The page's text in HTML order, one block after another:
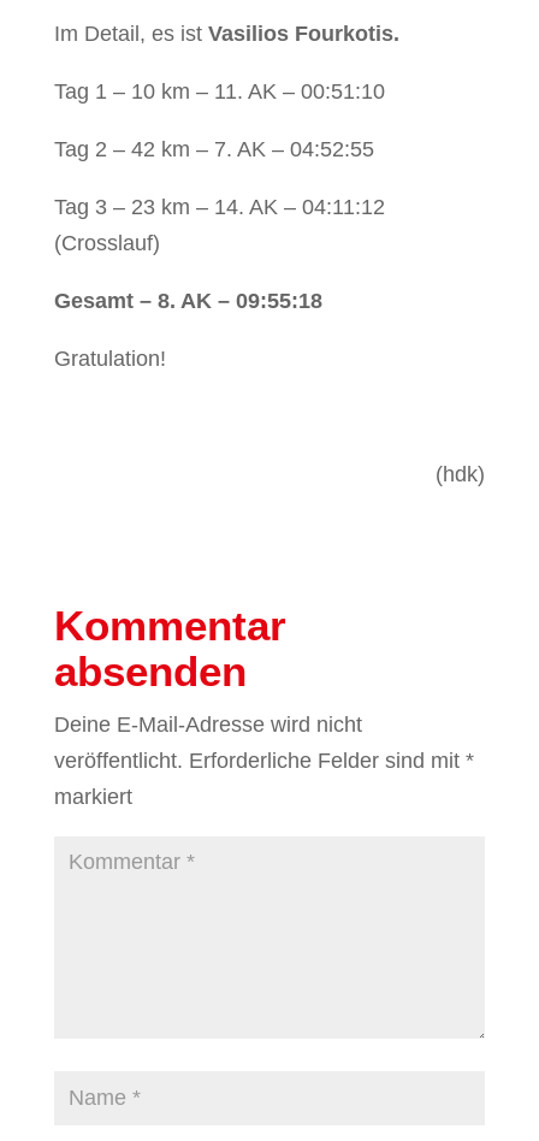
Im Detail, es ist Vasilios Fourkotis.
Tag 1 – 10 km – 11. AK – 00:51:10
Tag 2 – 42 km – 7. AK – 04:52:55
Tag 3 – 23 km – 14. AK – 04:11:12
(Crosslauf)
Gesamt – 8. AK – 09:55:18
Gratulation!
(hdk)
Kommentar
absenden
Deine E-Mail-Adresse wird nicht
veröffentlicht. Erforderliche Felder sind mit *
markiert